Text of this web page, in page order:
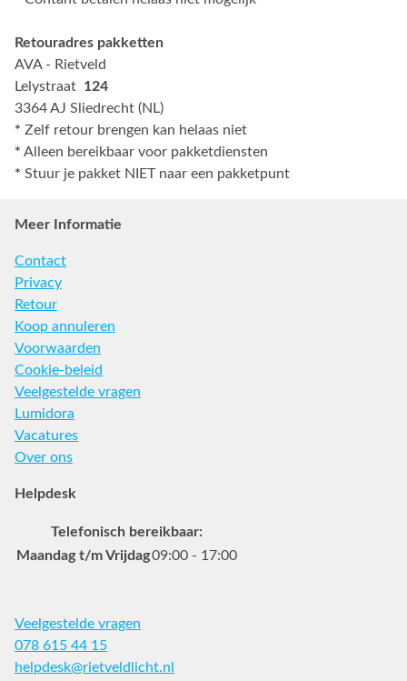
Retouradres pakketten
AVA - Rietveld
Lelystraat 124
3364 AJ Sliedrecht (NL)
* Zelf retour brengen kan helaas niet
* Alleen bereikbaar voor pakketdiensten
* Stuur je pakket NIET naar een pakketpunt
Meer Informatie
Contact
Privacy
Retour
Koop annuleren
Voorwaarden
Cookie-beleid
Veelgestelde vragen
Lumidora
Vacatures
Over ons
Helpdesk
Telefonisch bereikbaar:
Maandag t/m Vrijdag09:00 - 17:00
Veelgestelde vragen
078 615 44 15
helpdesk@rietveldlicht.nl